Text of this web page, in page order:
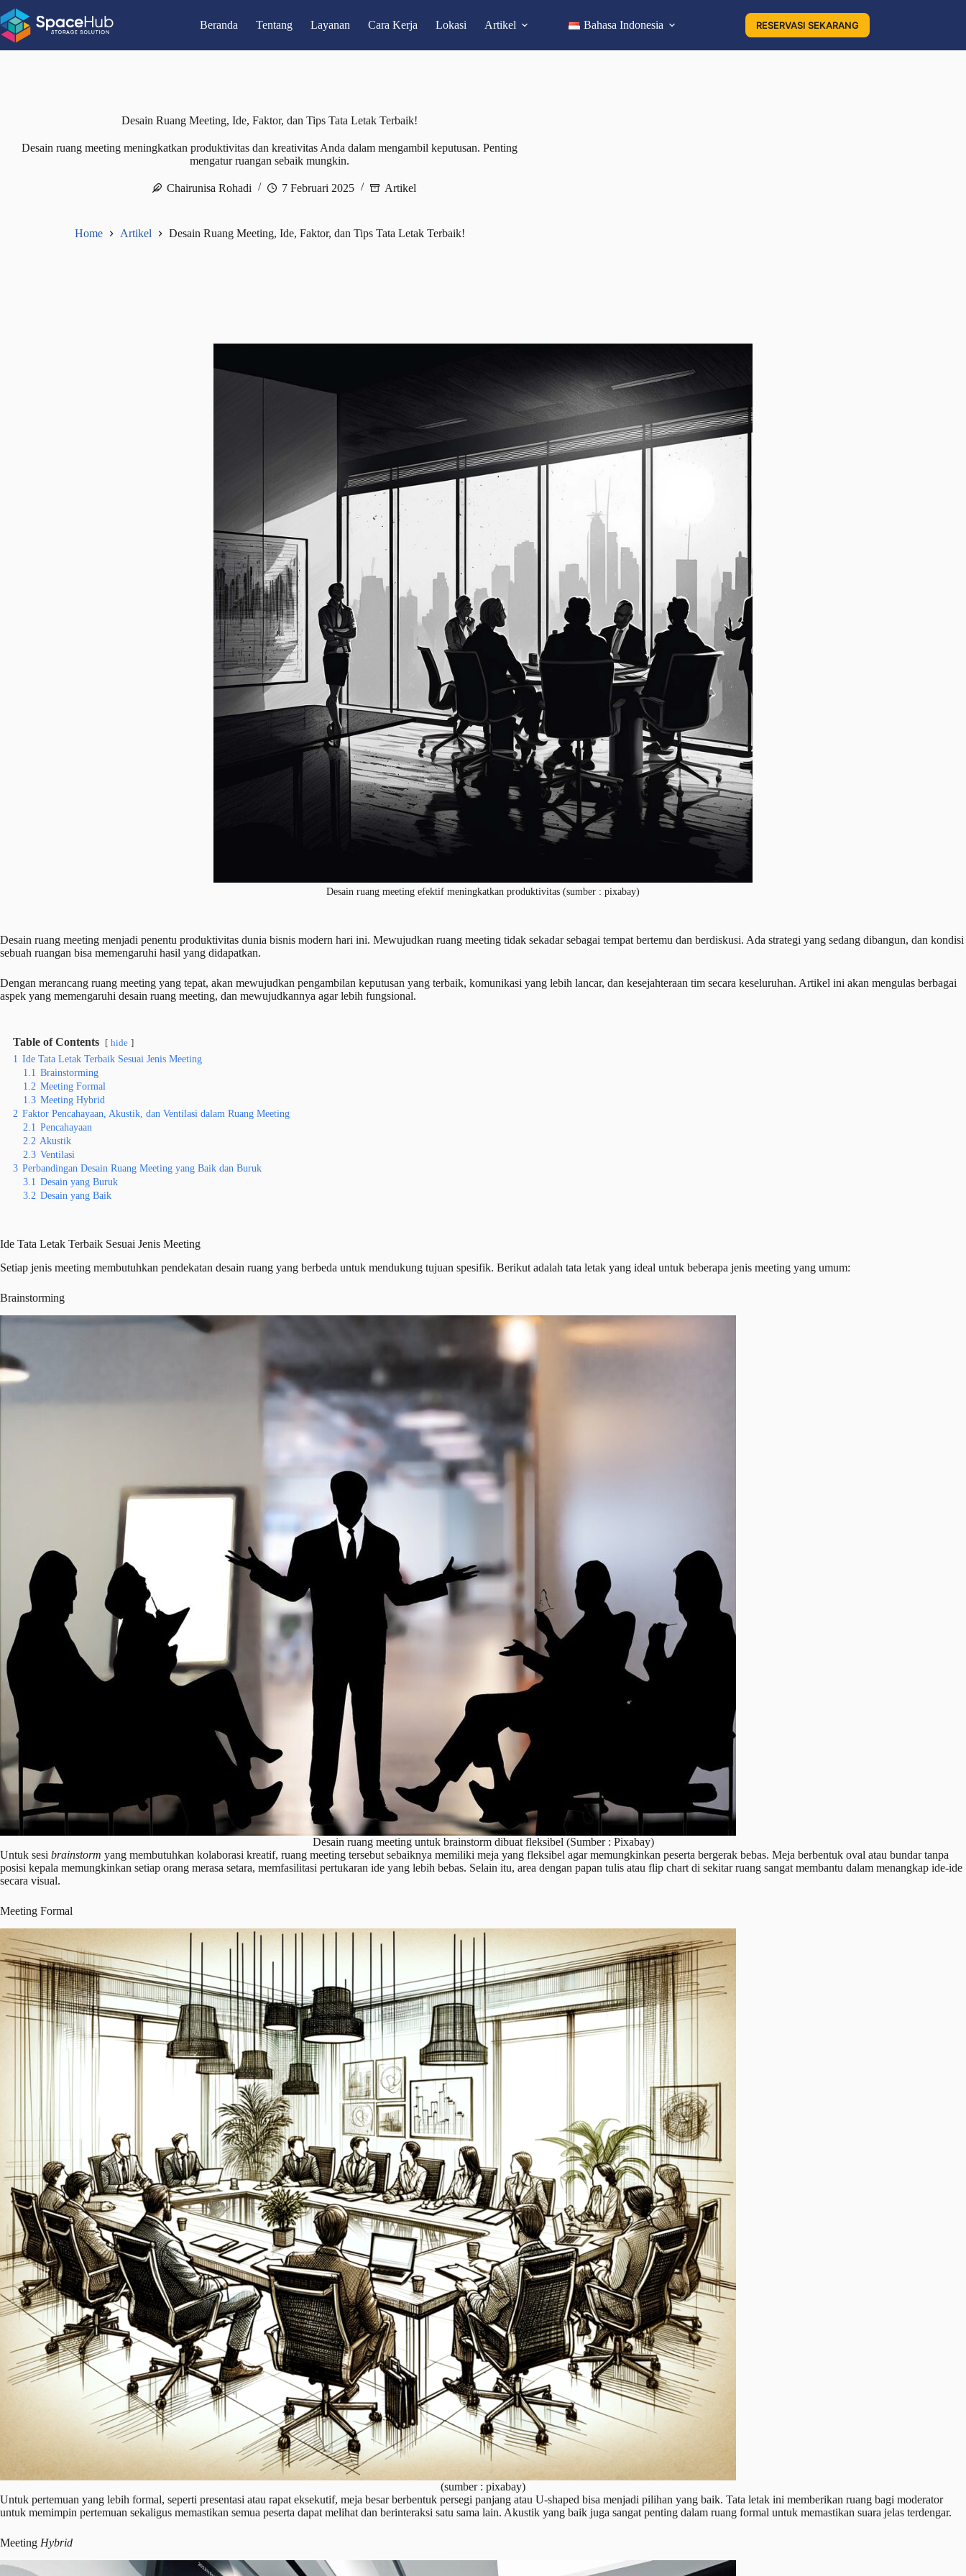
to
content
Beranda Tentang Layanan Cara Kerja Lokasi Artikel Bahasa Indonesia RESERVASI SEKARANG
Desain Ruang Meeting, Ide, Faktor, dan Tips Tata Letak Terbaik!
Desain ruang meeting meningkatkan produktivitas dan kreativitas Anda dalam mengambil keputusan. Penting
mengatur ruangan sebaik mungkin.
Chairunisa Rohadi 7 Februari 2025 Artikel
Home Artikel Desain Ruang Meeting, Ide, Faktor, dan Tips Tata Letak Terbaik!
Desain ruang meeting efektif meningkatkan produktivitas (sumber : pixabay)
Desain ruang meeting menjadi penentu produktivitas dunia bisnis modern hari ini. Mewujudkan ruang meeting tidak sekadar sebagai tempat bertemu dan berdiskusi. Ada strategi yang sedang dibangun, dan kondisi
sebuah ruangan bisa memengaruhi hasil yang didapatkan.
Dengan merancang ruang meeting yang tepat, akan mewujudkan pengambilan keputusan yang terbaik, komunikasi yang lebih lancar, dan kesejahteraan tim secara keseluruhan. Artikel ini akan mengulas berbagai
aspek yang memengaruhi desain ruang meeting, dan mewujudkannya agar lebih fungsional.
Table of Contents hide
1 Ide Tata Letak Terbaik Sesuai Jenis Meeting
1.1 Brainstorming
1.2 Meeting Formal
1.3 Meeting Hybrid
2 Faktor Pencahayaan, Akustik, dan Ventilasi dalam Ruang Meeting
2.1 Pencahayaan
2.2 Akustik
2.3 Ventilasi
3 Perbandingan Desain Ruang Meeting yang Baik dan Buruk
3.1 Desain yang Buruk
3.2 Desain yang Baik
Ide Tata Letak Terbaik Sesuai Jenis Meeting
Setiap jenis meeting membutuhkan pendekatan desain ruang yang berbeda untuk mendukung tujuan spesifik. Berikut adalah tata letak yang ideal untuk beberapa jenis meeting yang umum:
Brainstorming
Desain ruang meeting untuk brainstorm dibuat fleksibel (Sumber : Pixabay)
Untuk sesi brainstorm yang membutuhkan kolaborasi kreatif, ruang meeting tersebut sebaiknya memiliki meja yang fleksibel agar memungkinkan peserta bergerak bebas. Meja berbentuk oval atau bundar tanpa
posisi kepala memungkinkan setiap orang merasa setara, memfasilitasi pertukaran ide yang lebih bebas. Selain itu, area dengan papan tulis atau flip chart di sekitar ruang sangat membantu dalam menangkap ide-ide
secara visual.
Meeting Formal
(sumber : pixabay)
Untuk pertemuan yang lebih formal, seperti presentasi atau rapat eksekutif, meja besar berbentuk persegi panjang atau U-shaped bisa menjadi pilihan yang baik. Tata letak ini memberikan ruang bagi moderator
untuk memimpin pertemuan sekaligus memastikan semua peserta dapat melihat dan berinteraksi satu sama lain. Akustik yang baik juga sangat penting dalam ruang formal untuk memastikan suara jelas terdengar.
Meeting Hybrid